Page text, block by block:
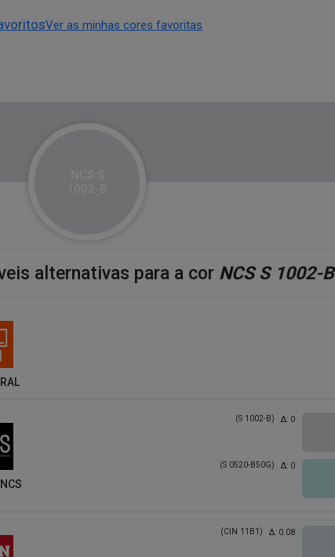
Ver as minhas cores favoritas
alternativas para a cor NCS S 1002-B
(S 1002-B) Δ: 0
(S 0520-B50G) Δ: 0
(CIN 11B1) Δ: 0.08